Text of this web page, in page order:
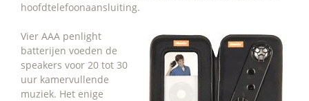
hoofdtelefoonaansluiting.
Vier AAA penlight
batterijen voeden de
speakers voor 20 tot 30
uur kamervullende
muziek. Het enige